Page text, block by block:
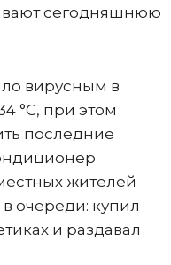
сегодняшнюю
вирусным в
°C, при этом
последние
жителей
очереди: купил
и раздавал